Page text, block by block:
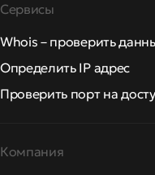
Сервисы
Whois – проверить
Определить IP адрес
Проверить порт на
Компания